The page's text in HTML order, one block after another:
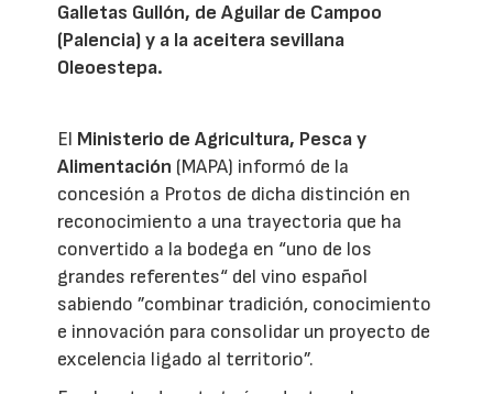
Galletas Gullón, de Aguilar de Campoo
(Palencia) y a la aceitera sevillana
Oleoestepa.
El Ministerio de Agricultura, Pesca y
Alimentación (MAPA) informó de la
concesión a Protos de dicha distinción en
reconocimiento a una trayectoria que ha
convertido a la bodega en “uno de los
grandes referentes“ del vino español
sabiendo ”combinar tradición, conocimiento
e innovación para consolidar un proyecto de
excelencia ligado al territorio”.